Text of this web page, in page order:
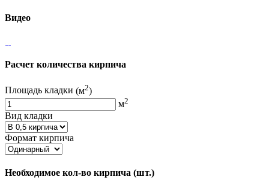
Видео
Расчет количества кирпича
Площадь кладки (м2)
м2
Вид кладки
Формат кирпича
Необходимое кол-во кирпича (шт.)